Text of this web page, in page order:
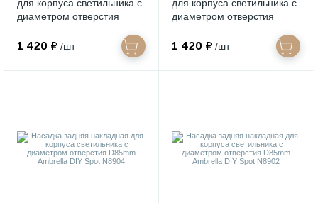
для корпуса светильника с
диаметром отверстия
N8909
1 420 ₽ /шт
для корпуса светильника с
диаметром отверстия
N8907
1 420 ₽ /шт